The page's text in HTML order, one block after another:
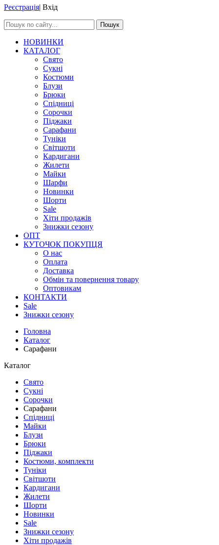
Реєстрація| Вхід
Пошук
НОВИНКИ
КАТАЛОГ
Свято
Сукні
Костюми
Блузи
Брюки
Спідниці
Сорочки
Піджаки
Сарафани
Туніки
Світшоти
Кардигани
Жилети
Майки
Шарфи
Новинки
Шорти
Sale
Хіти продажів
Знижки сезону
ОПТ
КУТОЧОК ПОКУПЦЯ
О нас
Оплата
Доставка
Обмін та повернення товару
Оптовикам
КОНТАКТИ
Sale
Знижки сезону
Головна
Каталог
Сарафани
Каталог
Свято
Сукні
Сорочки
Сарафани
Спідниці
Майки
Блузи
Брюки
Піджаки
Костюми, комплекти
Туніки
Світшоти
Кардигани
Жилети
Шорти
Новинки
Sale
Знижки сезону
Хіти продажів